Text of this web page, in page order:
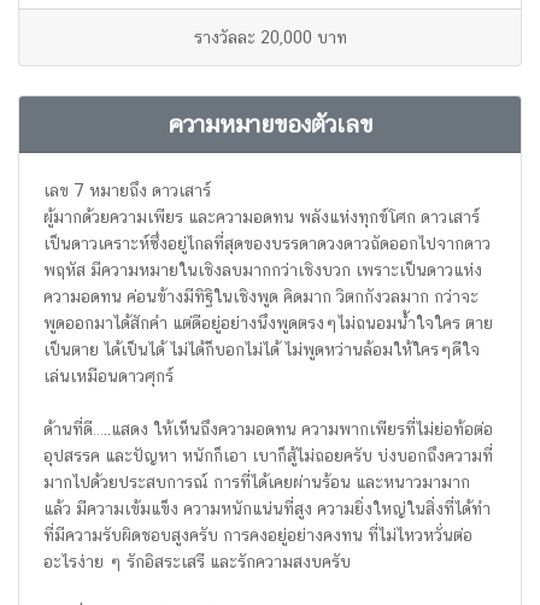
รางวัลละ 20,000 บาท
ความหมายของตัวเลข
เลข 7 หมายถึง ดาวเสาร์
ผู้มากด้วยความเพียร และความอดทน พลังแห่งทุกข์โศก ดาวเสาร์
เป็นดาวเคราะห์ซึ่งอยู่ไกลที่สุดของบรรดาดวงดาวถัดออกไปจากดาว
พฤหัส มีความหมายในเชิงลบมากกว่าเชิงบวก เพราะเป็นดาวแห่ง
ความอดทน ค่อนข้างมีทิฐิในเชิงพูด คิดมาก วิตกกังวลมาก กว่าจะ
พูดออกมาได้สักคำ แต่ดีอยู่อย่างนึงพูดตรงๆไม่ถนอมน้ำใจใคร ตาย
เป็นตาย ได้เป็นได้ ไม่ได้ก็บอกไม่ได้ ไม่พูดหว่านล้อมให้ใครๆดีใจ
เล่นเหมือนดาวศุกร์
ด้านที่ดี…..แสดง ให้เห็นถึงความอดทน ความพากเพียรที่ไม่ย่อท้อต่อ
อุปสรรค และปัญหา หนักก็เอา เบาก็สู้ไม่ถอยครับ บ่งบอกถึงความที่
มากไปด้วยประสบการณ์ การที่ได้เคยผ่านร้อน และหนาวมามาก
แล้ว มีความเข้มแข็ง ความหนักแน่นที่สูง ความยิ่งใหญ่ในสิ่งที่ได้ทำ
ที่มีความรับผิดชอบสูงครับ การคงอยู่อย่างคงทน ที่ไม่ไหวหวั่นต่อ
อะไรง่าย ๆ รักอิสระเสรี และรักความสงบครับ